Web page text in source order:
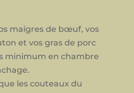
maigres de bœuf, vos
et vos gras de porc
minimum en chambre
les couteaux du